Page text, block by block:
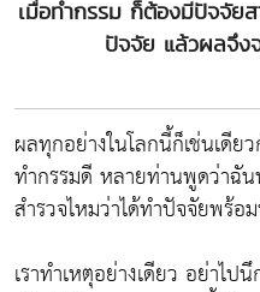
เมื่อทำกรรม ก็ต้องมีปัจจัย
ปัจจัย แล้วผลจึง
ผลทุกอย่างในโลกนี้ก็เช่นเดี
ทำกรรมดี หลายท่านพูดว่าฉัน
สำรวจไหมว่าได้ทำปัจจัยพร้อ
เราทำเหตุอย่างเดียว อย่าไ